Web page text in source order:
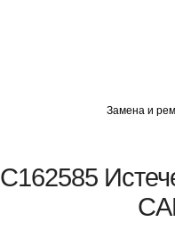
Замена и
C162585